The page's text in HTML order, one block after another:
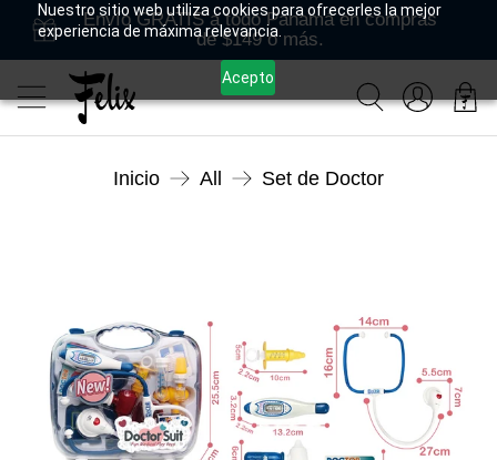
Nuestro sitio web utiliza cookies para ofrecerles la mejor
experiencia de máxima relevancia.
Acepto
Envío GRATIS a todo Panamá en compras
de $149 o más.
Inicio All Set de Doctor